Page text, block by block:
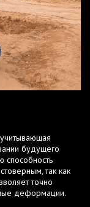
будущего
способность
так как
точно
деформации.